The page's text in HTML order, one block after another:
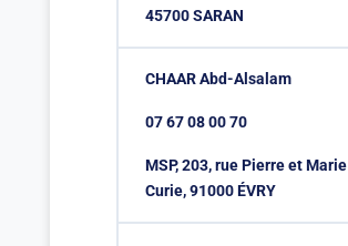
45700 SARAN
CHAAR Abd-Alsalam
07 67 08 00 70
MSP, 203, rue Pierre et Marie
Curie, 91000 ÉVRY